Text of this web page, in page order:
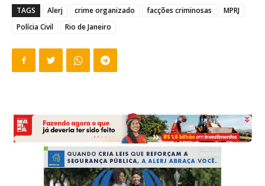
TAGS Alerj crime organizado facções criminosas
MPRJ
Polícia Civil
Rio de Janeiro